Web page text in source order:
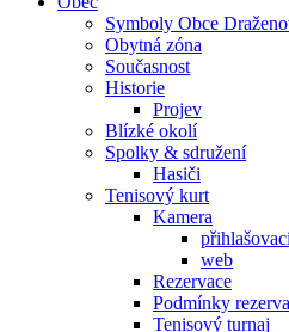
Symboly Obce
Obytná zóna
Současnost
Historie
Projev
Blízké okolí
Spolky & sdružení
Hasiči
Tenisový kurt
Kamera
web
Rezervace
Podmínky
Tenisový turnaj